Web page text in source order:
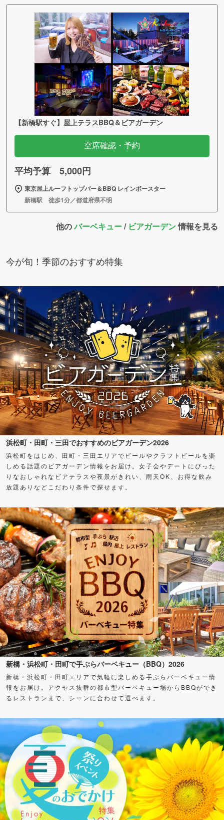
【新橋駅すぐ】屋上テラスBBQ＆ビアガーデン
空席確認・予約
平均予算 5,000円
東京屋上ルーフトップバー＆BBQ レインボースター
新橋駅 徒歩1分／都道府県不明
他のバーベキュー/ ビアガーデン情報を見る
今が旬！季節のおすすめ特集
浜松町・田町・三田でおすすめのビアガーデン2026
浜松町をはじめ、田町・三田エリアでビールやクラフトビールを楽
しめる話題のビアガーデン情報をお届け。女子会やデートにぴった
りなおしゃれなビアテラスや夜景がきれい、雨天OK、お得な飲み
放題ありなどこだわり条件で探せます。
新橋・浜松町・田町で手ぶらバーベキュー（BBQ）2026
新橋・浜松町・田町エリアで気軽に楽しめる手ぶらバーベキュー情
報をお届け。アクセス抜群の都市型バーベキュー場からBBQができ
るレストランまで、シーンに合わせて選べます。